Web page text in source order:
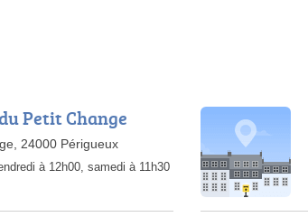
Petit Change
24000 Périgueux
à 12h00, samedi à 11h30